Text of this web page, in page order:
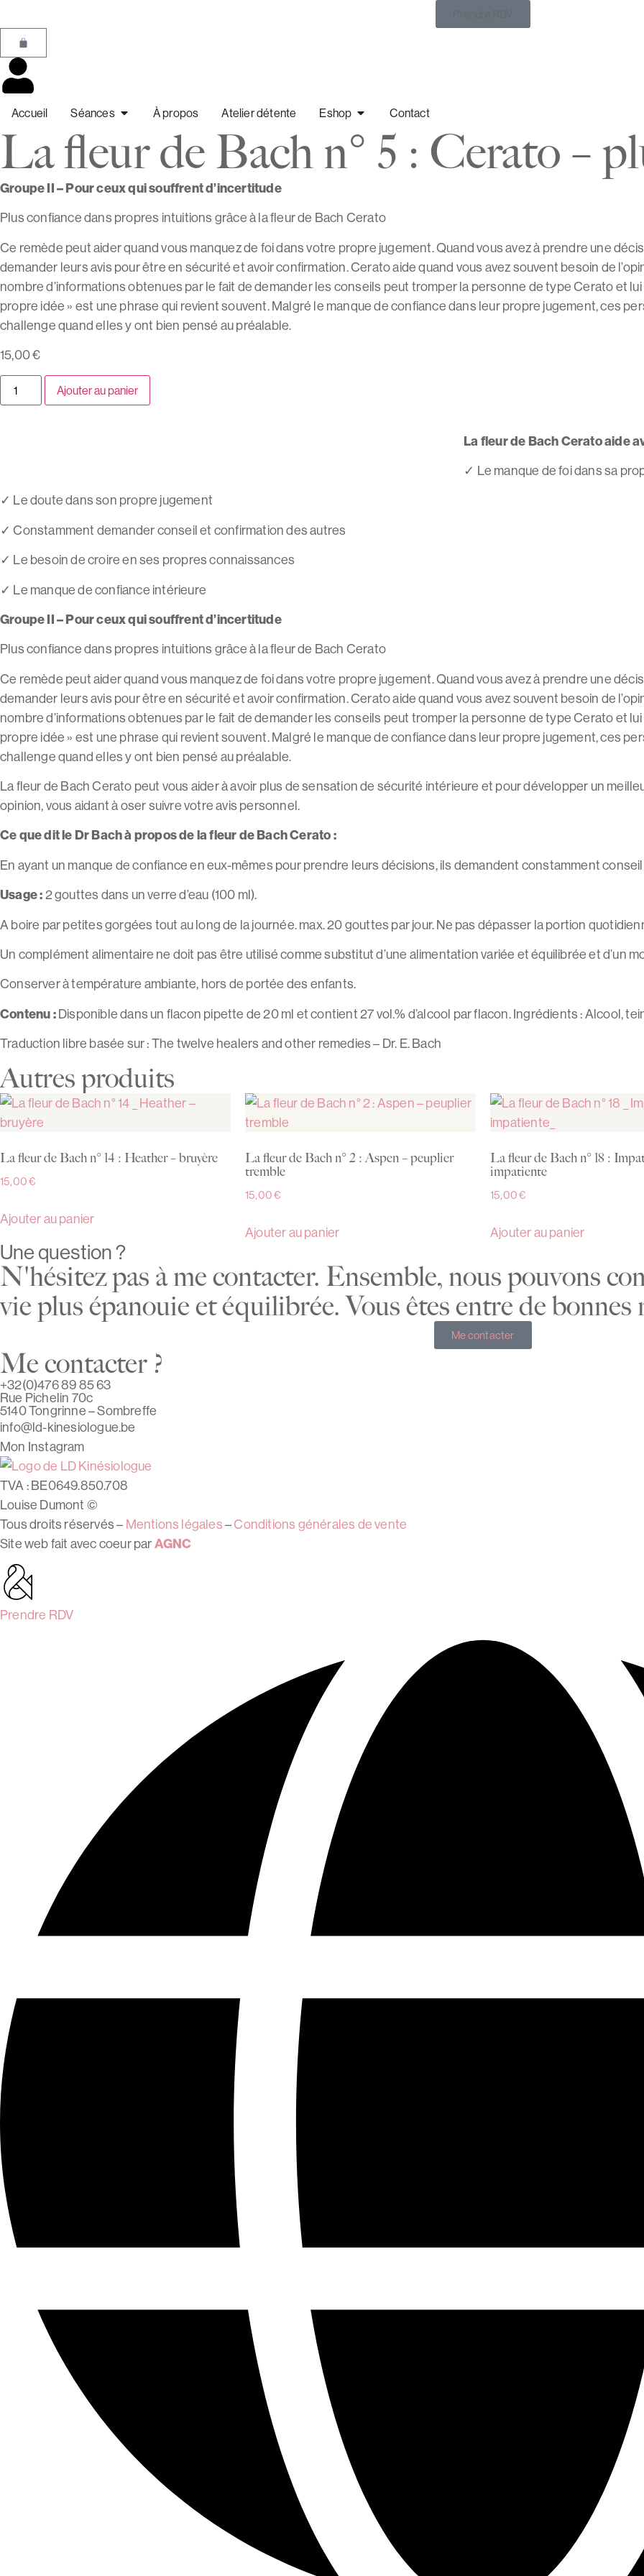
Prendre RDV
Accueil Séances À propos Atelier détente Eshop Contact
La fleur de Bach n° 5 : Cerato –
Groupe II – Pour ceux qui souffrent d’incertitude
Plus confiance dans propres intuitions grâce à la fleur de Bach Cerato
Ce remède peut aider quand vous manquez de foi dans votre propre jugement. Quand vous avez à prendre une
demander leurs avis pour être en sécurité et avoir confirmation. Cerato aide quand vous avez souvent besoin de
nombre d’informations obtenues par le fait de demander les conseils peut tromper la personne de type Cerato et lui
propre idée » est une phrase qui revient souvent. Malgré le manque de confiance dans leur propre jugement, ces
challenge quand elles y ont bien pensé au préalable.
15,00€
Ajouter au panier
La fleur de Bach Cerato aide
✓ Le manque de foi dans sa
✓ Le doute dans son propre jugement
✓ Constamment demander conseil et confirmation des autres
✓ Le besoin de croire en ses propres connaissances
✓ Le manque de confiance intérieure
Groupe II – Pour ceux qui souffrent d’incertitude
Plus confiance dans propres intuitions grâce à la fleur de Bach Cerato
Ce remède peut aider quand vous manquez de foi dans votre propre jugement. Quand vous avez à prendre une
demander leurs avis pour être en sécurité et avoir confirmation. Cerato aide quand vous avez souvent besoin de
nombre d’informations obtenues par le fait de demander les conseils peut tromper la personne de type Cerato et lui
propre idée » est une phrase qui revient souvent. Malgré le manque de confiance dans leur propre jugement, ces
challenge quand elles y ont bien pensé au préalable.
La fleur de Bach Cerato peut vous aider à avoir plus de sensation de sécurité intérieure et pour développer un
opinion, vous aidant à oser suivre votre avis personnel.
Ce que dit le Dr Bach à propos de la fleur de Bach Cerato :
En ayant un manque de confiance en eux-mêmes pour prendre leurs décisions, ils demandent constamment
Usage :2 gouttes dans un verre d’eau (100 ml).
A boire par petites gorgées tout au long de la journée. max. 20 gouttes par jour. Ne pas dépasser la portion
Un complément alimentaire ne doit pas être utilisé comme substitut d’une alimentation variée et équilibrée et d’un
Conserver à température ambiante, hors de portée des enfants.
Contenu :Disponible dans un flacon pipette de 20 ml et contient 27 vol.% d’alcool par flacon. Ingrédients : Alcool,
Traduction libre basée sur : The twelve healers and other remedies – Dr. E. Bach
Autres produits
La fleur de Bach n° 14 : Heather – bruyère
15,00€
Ajouter au panier
La fleur de Bach n° 2 : Aspen – peuplier
tremble
15,00€
Ajouter au panier
La fleur de Bach n° 18 :
impatiente
15,00€
Ajouter au panier
Une question ?
N'hésitez pas à me contacter. Ensemble, nous pouvons
vie plus épanouie et équilibrée. Vous êtes entre de bonnes
Me contacter
Me contacter ?
+32(0)476 89 85 63
Rue Pichelin 70c
5140 Tongrinne – Sombreffe
info@ld-kinesiologue.be
Mon Instagram
TVA : BE0649.850.708
Louise Dumont ©
Tous droits réservés – Mentions légales–Conditions générales de vente
Site web fait avec coeur parAGNC
Prendre RDV